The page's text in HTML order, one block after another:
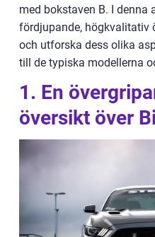
med bokstaven B. I denna
fördjupande, högkvalitativ
och utforska dess olika
till de typiska modellerna
1. En
översikt över